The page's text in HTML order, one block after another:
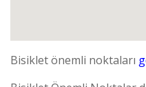
Bisiklet önemli noktaları